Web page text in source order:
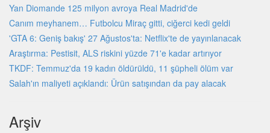
Yan Diomande 125 milyon avroya Real Madrid'de
Canım meyhanem… Futbolcu Miraç gitti, ciğerci kedi geldi
'GTA 6: Geniş bakış' 27 Ağustos'ta: Netflix'te de yayınlanacak
Araştırma: Pestisit, ALS riskini yüzde 71'e kadar artırıyor
TKDF: Temmuz'da 19 kadın öldürüldü, 11 şüpheli ölüm var
Salah'ın maliyeti açıklandı: Ürün satışından da pay alacak
Arşiv